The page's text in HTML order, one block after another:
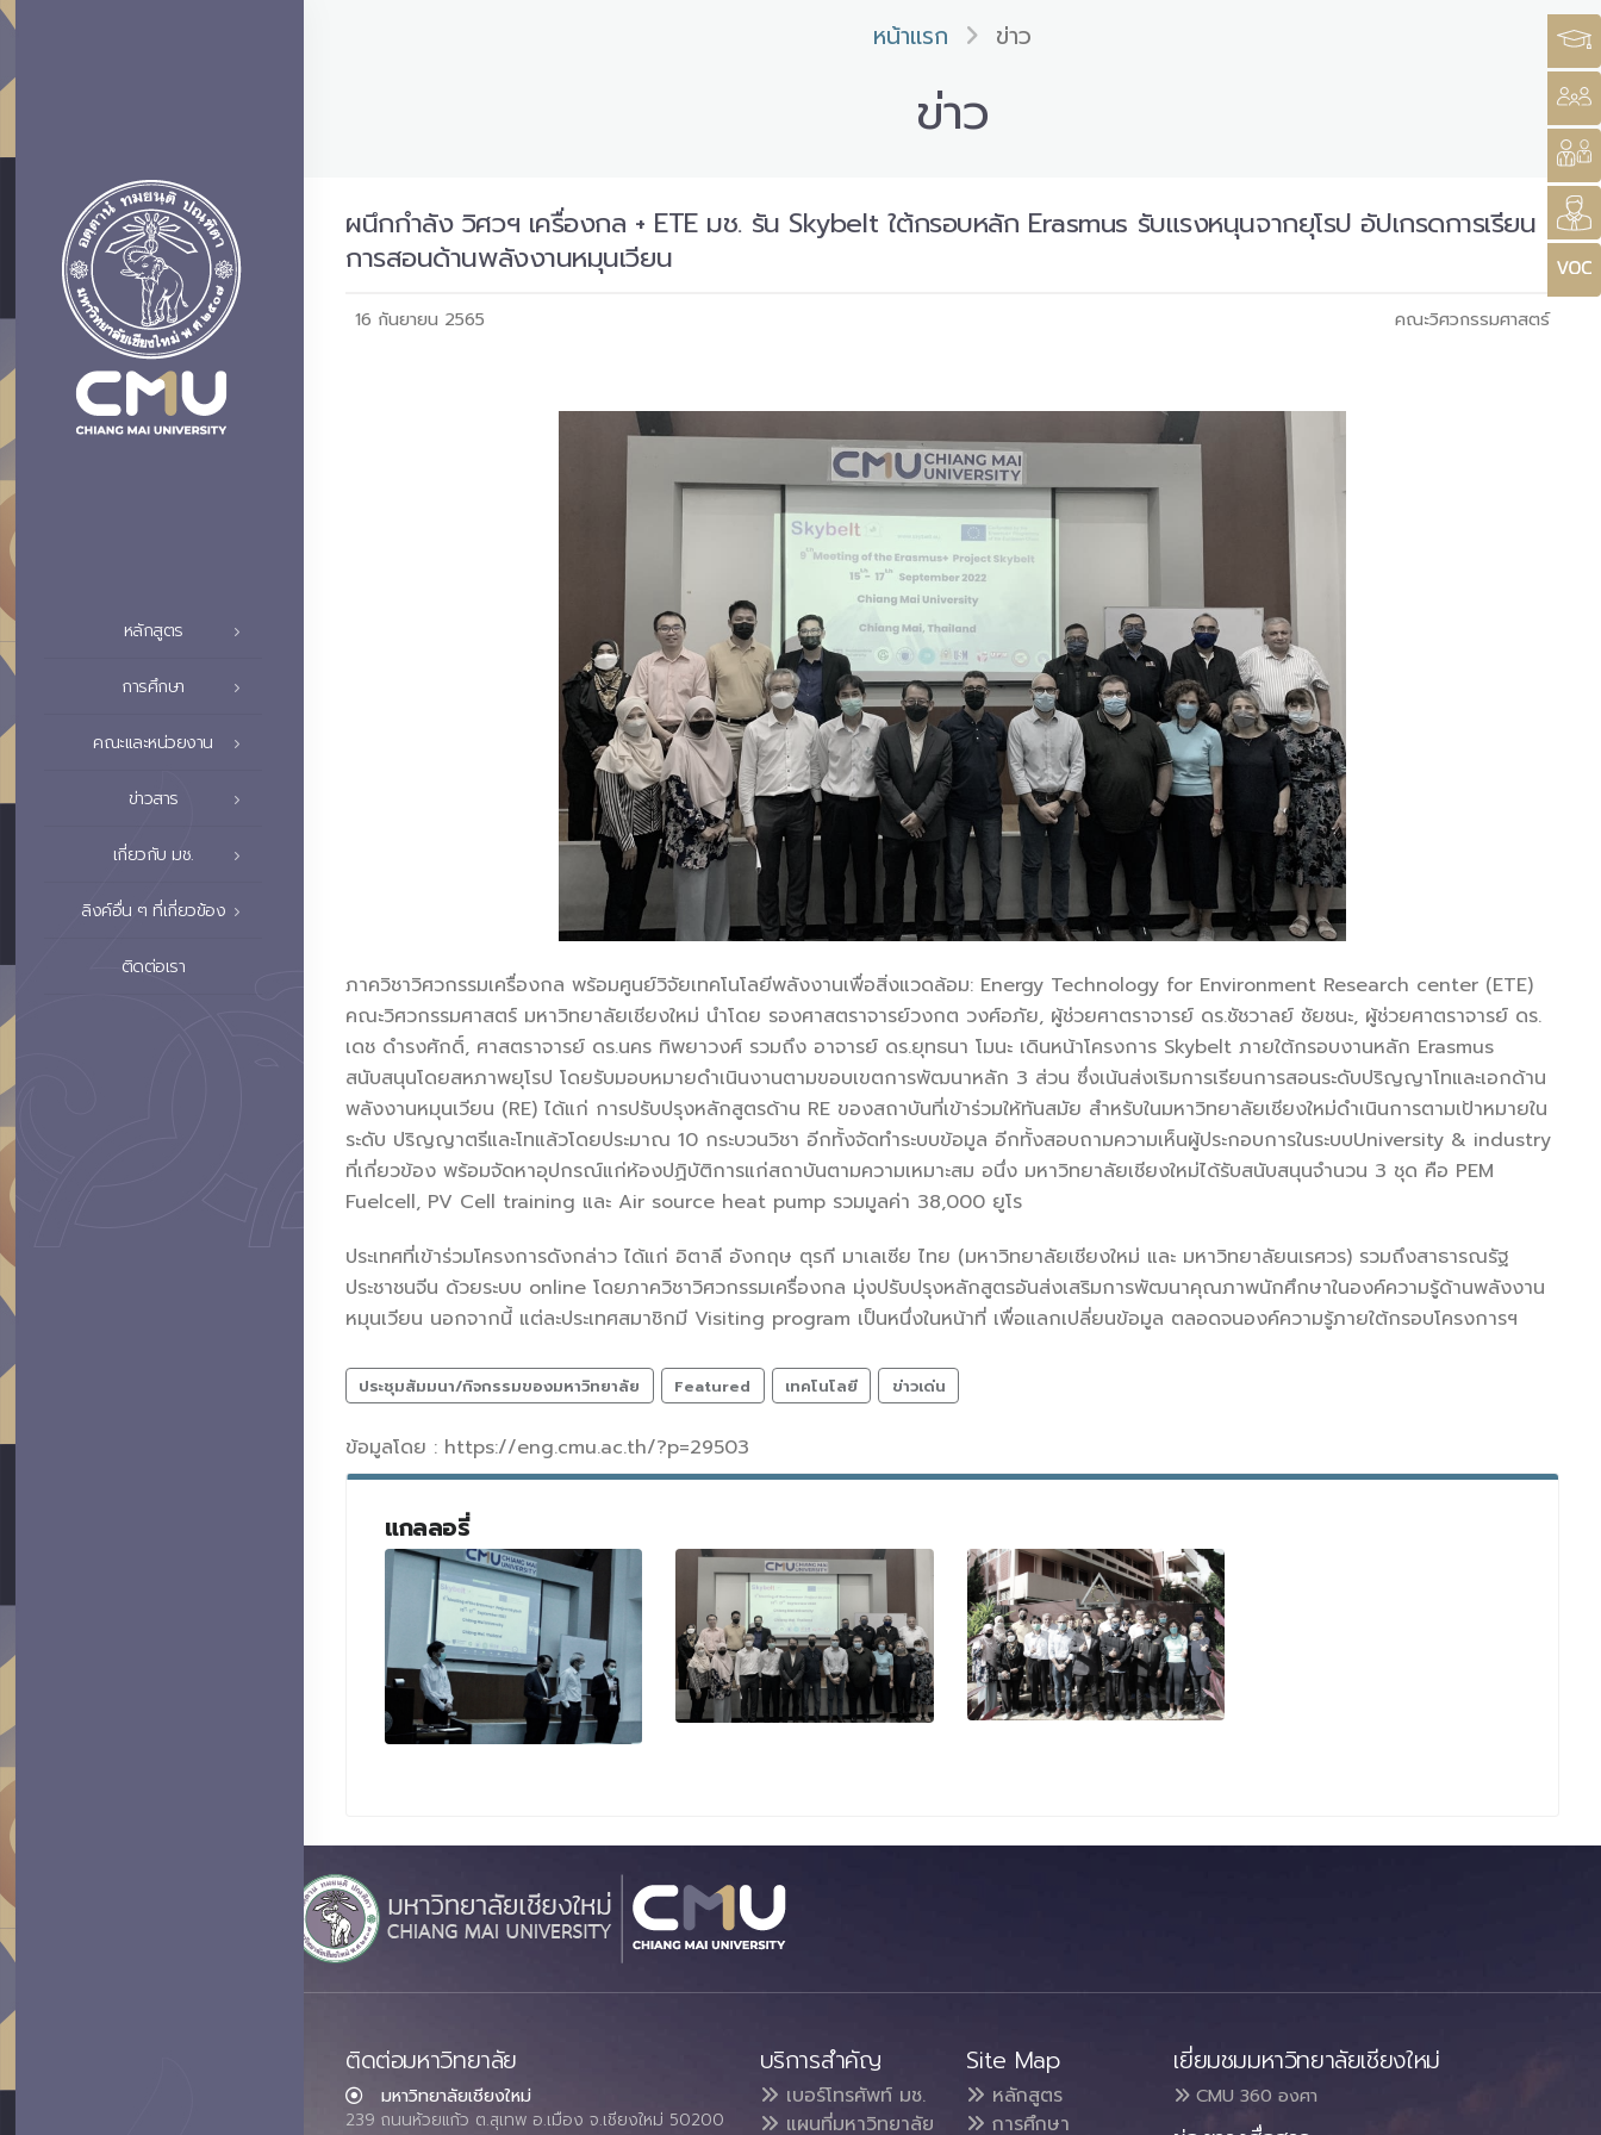
หลักสูตร
การศึกษา
คณะและหน่วยงาน
ข่าวสาร
เกี่ยวกับ มช.
ลิงค์อื่น ๆ ที่เกี่ยวข้อง
ติดต่อเรา
หน้าแรก ข่าว
ข่าว
ผนึกกำลัง วิศวฯ เครื่องกล + ETE มช. รัน Skybelt ใต้กรอบหลัก Erasmus รับแรงหนุนจากยุโรป อัปเกรดการเรียน
การสอนด้านพลังงานหมุนเวียน
16 กันยายน 2565 คณะวิศวกรรมศาสตร์
ภาควิชาวิศวกรรมเครื่องกล พร้อมศูนย์วิจัยเทคโนโลยีพลังงานเพื่อสิ่งแวดล้อม: Energy Technology for Environment Research center (ETE)
คณะวิศวกรรมศาสตร์ มหาวิทยาลัยเชียงใหม่ นำโดย รองศาสตราจารย์วงกต วงศ์อภัย, ผู้ช่วยศาตราจารย์ ดร.ชัชวาลย์ ชัยชนะ, ผู้ช่วยศาตราจารย์ ดร.
เดช ดำรงศักดิ์, ศาสตราจารย์ ดร.นคร ทิพยาวงศ์ รวมถึง อาจารย์ ดร.ยุทธนา โมนะ เดินหน้าโครงการ Skybelt ภายใต้กรอบงานหลัก Erasmus
สนับสนุนโดยสหภาพยุโรป โดยรับมอบหมายดำเนินงานตามขอบเขตการพัฒนาหลัก 3 ส่วน ซึ่งเน้นส่งเริมการเรียนการสอนระดับปริญญาโทและเอกด้าน
พลังงานหมุนเวียน (RE) ได้แก่ การปรับปรุงหลักสูตรด้าน RE ของสถาบันที่เข้าร่วมให้ทันสมัย สำหรับในมหาวิทยาลัยเชียงใหม่ดำเนินการตามเป้าหมายใน
ระดับ ปริญญาตรีและโทแล้วโดยประมาณ 10 กระบวนวิชา อีกทั้งจัดทำระบบข้อมูล อีกทั้งสอบถามความเห็นผู้ประกอบการในระบบUniversity & industry
ที่เกี่ยวข้อง พร้อมจัดหาอุปกรณ์แก่ห้องปฏิบัติการแก่สถาบันตามความเหมาะสม อนึ่ง มหาวิทยาลัยเชียงใหม่ได้รับสนับสนุนจำนวน 3 ชุด คือ PEM
Fuelcell, PV Cell training และ Air source heat pump รวมมูลค่า 38,000 ยูโร
ประเทศที่เข้าร่วมโครงการดังกล่าว ได้แก่ อิตาลี อังกฤษ ตุรกี มาเลเซีย ไทย (มหาวิทยาลัยเชียงใหม่ และ มหาวิทยาลัยนเรศวร) รวมถึงสาธารณรัฐ
ประชาชนจีน ด้วยระบบ online โดยภาควิชาวิศวกรรมเครื่องกล มุ่งปรับปรุงหลักสูตรอันส่งเสริมการพัฒนาคุณภาพนักศึกษาในองค์ความรู้ด้านพลังงาน
หมุนเวียน นอกจากนี้ แต่ละประเทศสมาชิกมี Visiting program เป็นหนึ่งในหน้าที่ เพื่อแลกเปลี่ยนข้อมูล ตลอดจนองค์ความรู้ภายใต้กรอบโครงการฯ
ประชุมสัมมนา/กิจกรรมของมหาวิทยาลัย Featured เทคโนโลยี ข่าวเด่น
ข้อมูลโดย : https://eng.cmu.ac.th/?p=29503
แกลลอรี่
ติดต่อมหาวิทยาลัย
มหาวิทยาลัยเชียงใหม่
239 ถนนห้วยแก้ว ต.สุเทพ อ.เมือง จ.เชียงใหม่ 50200
บริการสำคัญ
เบอร์โทรศัพท์ มช.
แผนที่มหาวิทยาลัย
Site Map
หลักสูตร
การศึกษา
เยี่ยมชมมหาวิทยาลัยเชียงใหม่
CMU 360 องศา